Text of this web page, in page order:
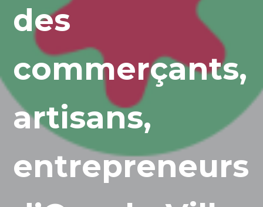
des
commerçants,
artisans,
entrepreneurs